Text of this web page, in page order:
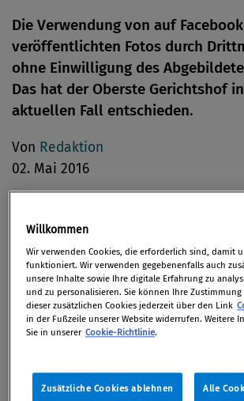
Die Verwendung von auf Facebook
veröffentlichten Fotos durch
ohne Einwilligung des
Das hat der Oberste Gerichtshof
aktuellen Fall entschieden.
Von Redaktion
02. Mai 2016
Die Klägerin hatte Fotos von sich auf
gepostet. Die beklagte
veröffentlichte diese Fotos auf ihren
Foto war auch dahin manipuliert,
die Klägerin küssende zweite Frau
bestimmte sexuelle Ausrichtung
Willkommen
Wir verwenden Cookies, die erforderlich sind, damit
funktioniert. Wir verwenden gegebenenfalls auch
unsere Inhalte sowie Ihre digitale Erfahrung zu
und zu personalisieren. Sie können Ihre Zustimmung
dieser zusätzlichen Cookies jederzeit über den Link
in der Fußzeile unserer Website widerrufen. Weitere
Sie in unserer Cookie-Richtlinie.
Zusätzliche Cookies ablehnen Alle